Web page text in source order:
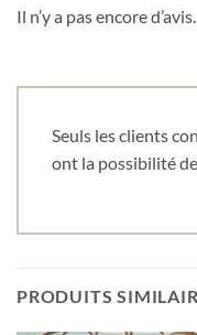
Il n’y a pas encore d’avis.
Seuls les clients
ont la possibilité
PRODUITS